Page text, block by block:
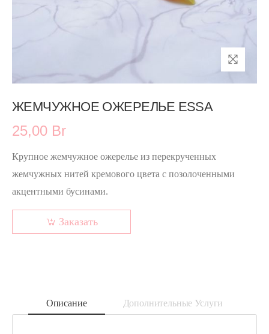
ЖЕМЧУЖНОЕ ОЖЕРЕЛЬЕ ESSA
25,00 Br
Крупное жемчужное ожерелье из перекрученных
жемчужных нитей кремового цвета с позолоченными
акцентными бусинами.
Заказать
Описание Дополнительные Услуги